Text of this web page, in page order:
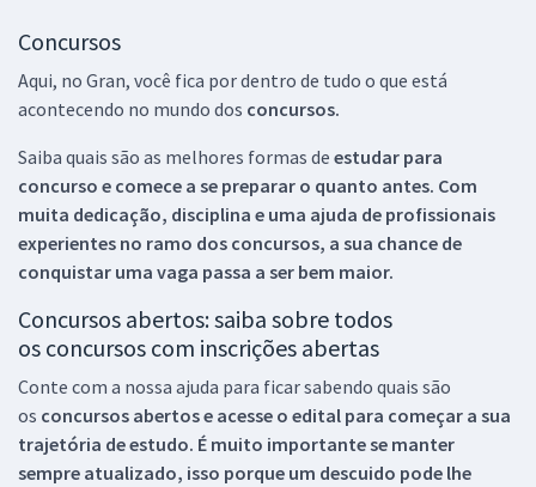
Concursos
Aqui, no Gran, você fica por dentro de tudo o que está
acontecendo no mundo dos concursos.
Saiba quais são as melhores formas de estudar para
concurso e comece a se preparar o quanto antes. Com
muita dedicação, disciplina e uma ajuda de profissionais
experientes no ramo dos concursos, a sua chance de
conquistar uma vaga passa a ser bem maior.
Concursos abertos: saiba sobre todos
os concursos com inscrições abertas
Conte com a nossa ajuda para ficar sabendo quais são
os concursos abertos e acesse o edital para começar a sua
trajetória de estudo. É muito importante se manter
sempre atualizado, isso porque um descuido pode lhe